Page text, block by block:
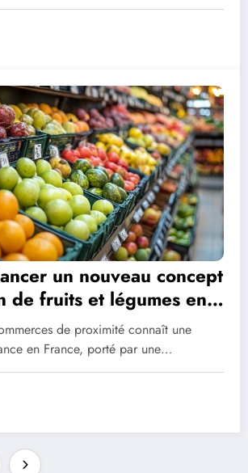
un nouveau concept
de fruits et légumes en
aux tendances
de proximité connaît une
en France, porté par une…